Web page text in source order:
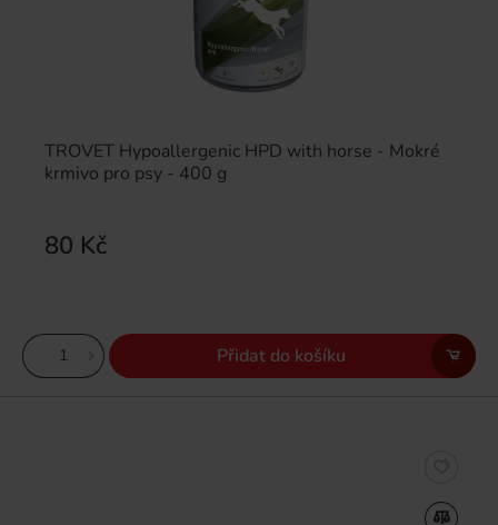
TROVET Hypoallergenic HPD with horse - Mokré
krmivo pro psy - 400 g
80 Kč
Přidat do košíku